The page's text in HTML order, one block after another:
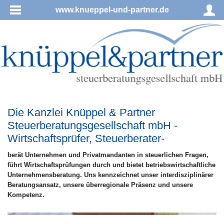
www.knueppel-und-partner.de
Die Kanzlei Knüppel & Partner
Steuerberatungsgesellschaft mbH -
Wirtschaftsprüfer, Steuerberater-
berät Unternehmen und Privatmandanten in steuerlichen Fragen,
führt Wirtschaftsprüfungen durch und bietet betriebswirtschaftliche
Unternehmensberatung. Uns kennzeichnet unser interdisziplinärer
Beratungsansatz, unsere überregionale Präsenz und unsere
Kompetenz.